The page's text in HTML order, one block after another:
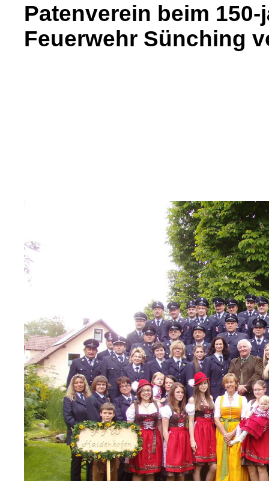
Patenverein beim
Feuerwehr Sünching